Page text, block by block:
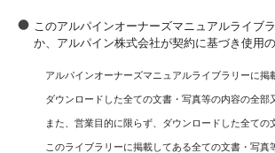
このアルパインオーナーズマニュアルライブ
か、アルパイン株式会社が契約に基づき使用
アルパインオーナーズマニュアルライブラリーに
ダウンロードした全ての文書・写真等の内容の全
また、営業目的に限らず、ダウンロードした全て
このライブラリーに掲載してある全ての文書・写